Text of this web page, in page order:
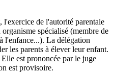
l'exercice de l'autorité parentale
spécialisé (membre de
l'enfance...). La délégation
les parents à élever leur enfant.
est prononcée par le juge
est provisoire.